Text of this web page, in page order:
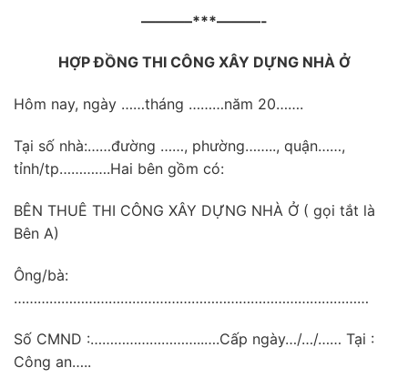
———–***———-
HỢP ĐỒNG THI CÔNG XÂY DỰNG NHÀ Ở
Hôm nay, ngày ……tháng ………năm 20…….
Tại số nhà:……đường ……, phường…….., quận……,
tỉnh/tp………….Hai bên gồm có:
BÊN THUÊ THI CÔNG XÂY DỰNG NHÀ Ở ( gọi tắt là
Bên A)
Ông/bà:
………………………………………………………………………………
Số CMND :………………………..….Cấp ngày…/…/…… Tại :
Công an…..